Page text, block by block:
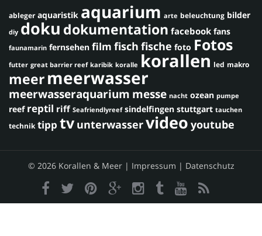
ableger aquaristik aquarium arte beleuchtung bilder
diy doku dokumentation facebook fans
faunamarin fernsehen film fisch fische foto Fotos
futter great barrier reef karibik koralle korallen led makro
meermeerwasser
meerwasseraquarium messe nacht ozean pumpe
reef reptil riff Seafriendlyreef sindelfingen stuttgart tauchen
technik tipp tv unterwasservideo youtube
© 2026 Korallen & Meer | Impressum | Datenschutz